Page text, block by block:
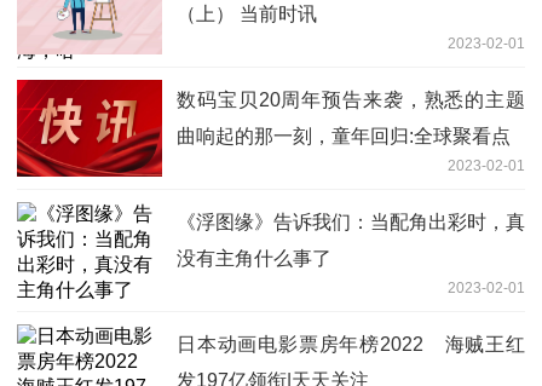
（上） 当前时讯
2023-02-01
数码宝贝20周年预告来袭，熟悉的主题
曲响起的那一刻，童年回归:全球聚看点
2023-02-01
《浮图缘》告诉我们：当配角出彩时，真
没有主角什么事了
2023-02-01
日本动画电影票房年榜2022 海贼王红
发197亿领衔|天天关注